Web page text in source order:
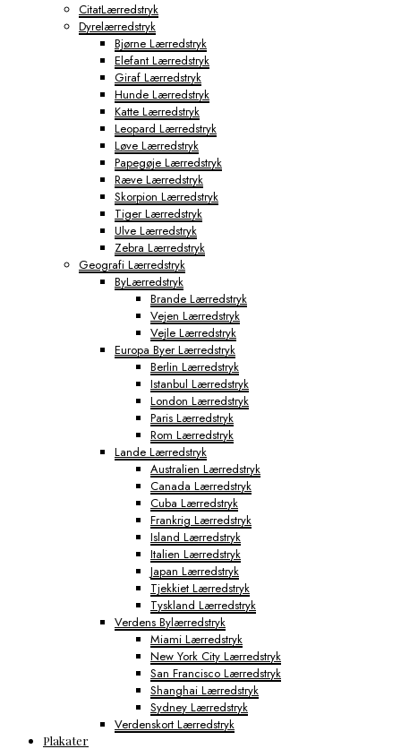
CitatLærredstryk
Dyrelærredstryk
Bjørne Lærredstryk
Elefant Lærredstryk
Giraf Lærredstryk
Hunde Lærredstryk
Katte Lærredstryk
Leopard Lærredstryk
Løve Lærredstryk
Papegøje Lærredstryk
Ræve Lærredstryk
Skorpion Lærredstryk
Tiger Lærredstryk
Ulve Lærredstryk
Zebra Lærredstryk
Geografi Lærredstryk
ByLærredstryk
Brande Lærredstryk
Vejen Lærredstryk
Vejle Lærredstryk
Europa Byer Lærredstryk
Berlin Lærredstryk
Istanbul Lærredstryk
London Lærredstryk
Paris Lærredstryk
Rom Lærredstryk
Lande Lærredstryk
Australien Lærredstryk
Canada Lærredstryk
Cuba Lærredstryk
Frankrig Lærredstryk
Island Lærredstryk
Italien Lærredstryk
Japan Lærredstryk
Tjekkiet Lærredstryk
Tyskland Lærredstryk
Verdens Bylærredstryk
Miami Lærredstryk
New York City Lærredstryk
San Francisco Lærredstryk
Shanghai Lærredstryk
Sydney Lærredstryk
Verdenskort Lærredstryk
Plakater